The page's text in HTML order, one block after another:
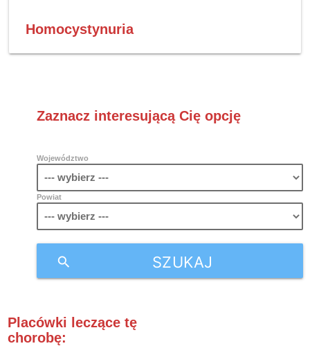
Homocystynuria
Zaznacz interesującą Cię opcję
Województwo
Powiat
SZUKAJ
search
Placówki leczące tę
chorobę: